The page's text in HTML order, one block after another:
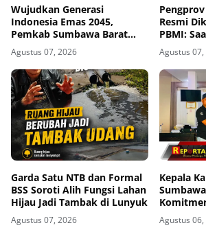
Wujudkan Generasi
Indonesia Emas 2045,
Pemkab Sumbawa Barat
Perkuat Komitmen Lewat
Seminar Kesehatan 1.000
HPK
Agustus 07, 2026
Resmi
PBMI:
Agustus
Garda Satu NTB dan Formal
BSS Soroti Alih Fungsi Lahan
Hijau Jadi Tambak di Lunyuk
Agustus 07, 2026
Kepala
dan Buka
Agustus